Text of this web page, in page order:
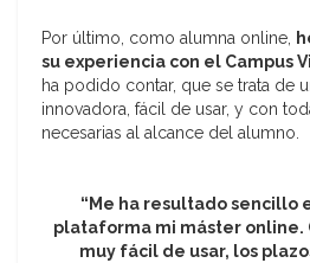
Por último, como alumna online,
su experiencia con el Campus
ha podido contar, que se trata de
innovadora, fácil de usar, y con
necesarias al alcance del alumno.
“Me ha resultado sencillo
plataforma mi máster online.
muy fácil de usar, los